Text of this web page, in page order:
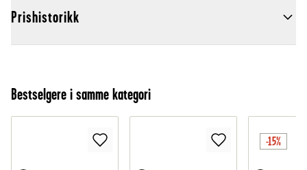
Prishistorikk
Bestselgere i samme kategori
-15%